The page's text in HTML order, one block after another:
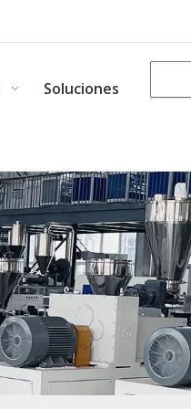
Soluciones